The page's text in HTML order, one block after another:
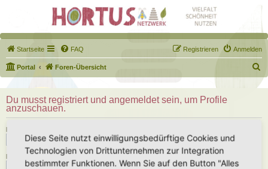
Startseite FAQ Anmelden
Registrieren
Portal Foren-Übersicht
u
Du musst registriert und angemeldet sein, um Profile
anzuschauen.
Benutzername:
Passwort:
Diese Seite nutzt einwilligungsbedürftige Cookies und
Technologien von Drittunternehmen zur Integration
bestimmter Funktionen. Wenn Sie auf den Button "Alles